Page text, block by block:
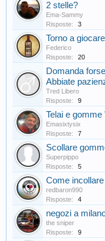
2 stelle?
Ema-Sammy
Risposte:
3
Torno a
Federico
Risposte:
20
Domanda
Abbiate
Tred Libero
Risposte:
9
Telai e
Emasixtysix
Risposte:
7
Scollare
Superpippo
Risposte:
5
Come
redbaron990
Risposte:
4
negozi a
the sniper
Risposte:
9